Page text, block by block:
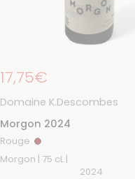
Prix régulier
17,75€
Domaine K.Descombes
Morgon 2024
Rouge Rouge
Morgon | 75 cL |
2024